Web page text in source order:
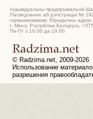
Індывідуальны прадпрымальнік
Пасведчанне аб рэгістрацыі №
гарвыканкамам. Юрыдычны адрас
г. Мінск, Рэспубліка Беларусь.
Пн-Пт з 10.00 да 19.00
© Radzima.net, 2009-2026
Использование
разрешения